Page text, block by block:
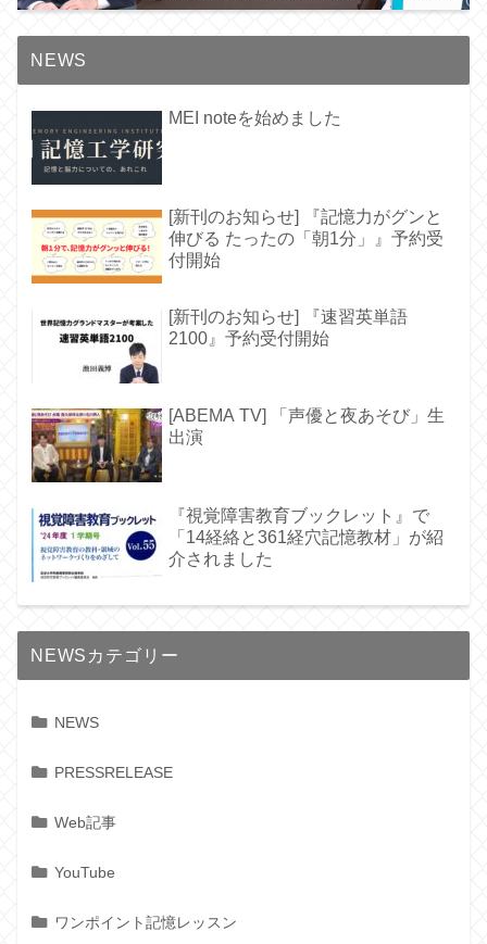
NEWS
MEI noteを始めました
[新刊のお知らせ] 『記憶力がグンと
伸びる たったの「朝1分」』予約受
付開始
[新刊のお知らせ] 『速習英単語
2100』予約受付開始
[ABEMA TV] 「声優と夜あそび」生
出演
『視覚障害教育ブックレット』で
「14経絡と361経穴記憶教材」が紹
介されました
NEWSカテゴリー
NEWS
PRESSRELEASE
Web記事
YouTube
ワンポイント記憶レッスン